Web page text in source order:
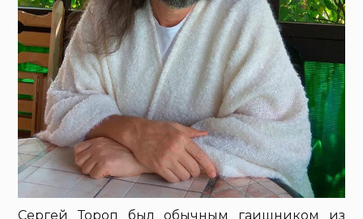
Сергей Тороп был обычным гаишником из